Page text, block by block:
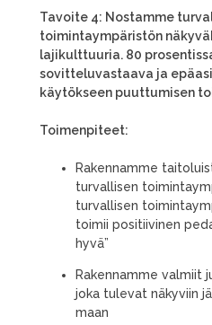
Tavoite 4: Nostamme
toimintaympäristön
lajikulttuuria. 80
sovitteluvastaava ja
käytökseen puuttumisen
Toimenpiteet:
Rakennamme
turvallisen
turvallisen
toimii positiivinen
hyvä”
Rakennamme valmiit
joka tulevat näkyviin
maan